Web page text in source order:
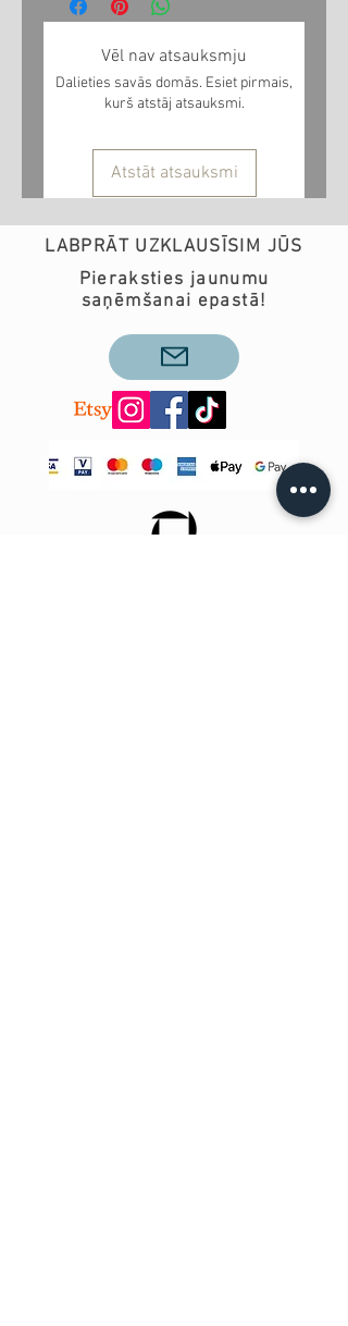
Vēl nav atsauksmju
Dalieties savās domās. Esiet pirmais,
kurš atstāj atsauksmi.
Atstāt atsauksmi
LABPRĀT UZKLAUSĪSIM JŪS
Pieraksties jaunumu
saņēmšanai epastā!